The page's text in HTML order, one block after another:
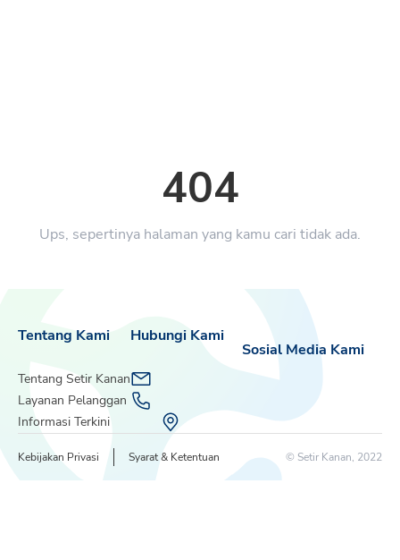
404
Ups, sepertinya halaman yang kamu cari tidak ada.
Tentang Kami
Tentang Setir Kanan
Layanan Pelanggan
Informasi Terkini
Sosial Media Kami
Hubungi Kami
Kebijakan Privasi Syarat & Ketentuan © Setir Kanan, 2022